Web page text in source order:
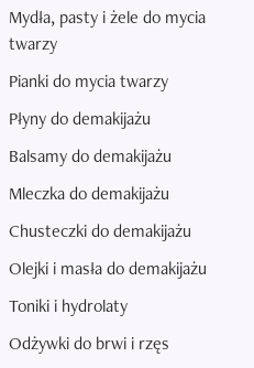
Mydła, pasty i żele do mycia
twarzy
Pianki do mycia twarzy
Płyny do demakijażu
Balsamy do demakijażu
Mleczka do demakijażu
Chusteczki do demakijażu
Olejki i masła do demakijażu
Toniki i hydrolaty
Odżywki do brwi i rzęs